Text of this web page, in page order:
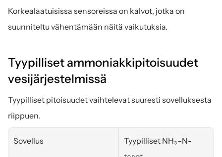
Korkealaatuisissa sensoreissa on kalvot, jotka on
suunniteltu vähentämään näitä vaikutuksia.
Tyypilliset ammoniakkipitoisuudet
vesijärjestelmissä
Tyypilliset pitoisuudet vaihtelevat suuresti sovelluksesta
riippuen.
Sovellus
Tyypilliset NH₃–N-